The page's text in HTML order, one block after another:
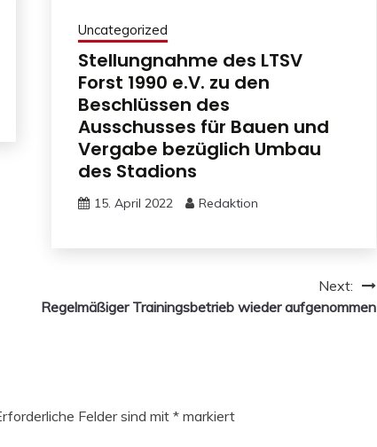
Uncategorized
Stellungnahme des LTSV
Forst 1990 e.V. zu den
Beschlüssen des
Ausschusses für Bauen und
Vergabe bezüglich Umbau
des Stadions
15. April 2022 Redaktion
Next:
Regelmäßiger Trainingsbetrieb wieder aufgenommen
Felder sind mit* markiert